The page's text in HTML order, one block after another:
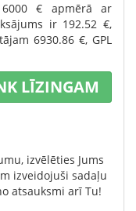
6000 € apmērā ar
ir 192.52 €,
6930.86 €, GPL
LĪZINGAM
izvēlēties Jums
izveidojuši sadaļu
atsauksmi arī Tu!